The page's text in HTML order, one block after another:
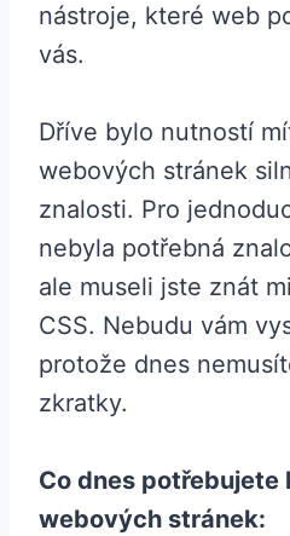
nástroje, které web
vás.
Dříve bylo nutností
webových stránek
znalosti. Pro
nebyla potřebná
ale museli jste znát
CSS. Nebudu vám
protože dnes
zkratky.
Co dnes potřebujete
webových stránek: